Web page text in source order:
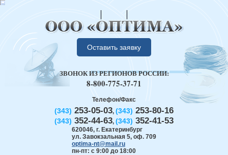
Оставить заявку
Телефон/Факс
(343) 253-05-03, (343) 253-80-16
(343) 352-44-63, (343) 352-41-53
620046, г. Екатеринбург
ул. Завокзальная 5, оф. 709
optima-nt@mail.ru
пн-пт: с 9:00 до 18:00
ЗВОНОК ИЗ РЕГИОНОВ РОССИИ:
8-800-775-37-71